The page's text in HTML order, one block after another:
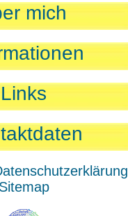
mich
Links
Sitemap